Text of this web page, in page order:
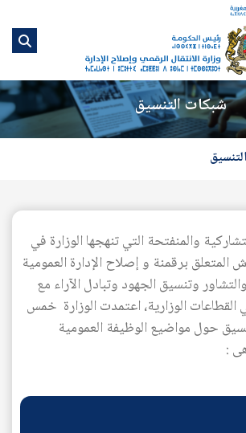
شبكات التنسيق
والمنفتحة التي تنهجها الوزارة في
المتعلق برقمنة و إصلاح الإدارة العمومية
وتنسيق الجهود وتبادل الآراء مع
الوزارية، اعتمدت الوزارة خمس
حول مواضيع الوظيفة العمومية
: